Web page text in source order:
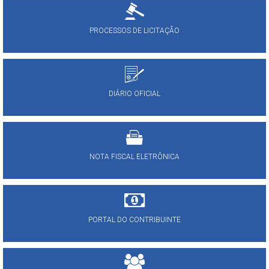
PROCESSOS DE LICITAÇÃO
DIÁRIO OFICIAL
NOTA FISCAL ELETRÔNICA
PORTAL DO CONTRIBUINTE